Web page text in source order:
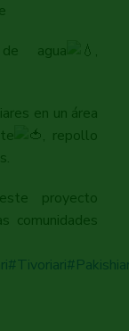
agua
,
en un área
, repollo
proyecto
comunidades
#Tivoriari